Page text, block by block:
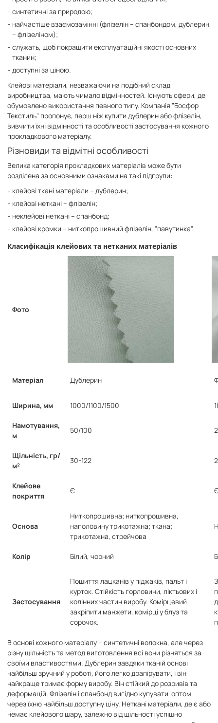
синтетичні за природою;
найчастіше взаємозамінні (флізелін – спанбондом, дублерин
– флізеліном);
служать, щоб покращити експлуатаційні якості основних
тканин;
доступні за ціною.
Клейові матеріали, незважаючи на подібний склад
виробництва, мають чимало відмінностей. Існують сфери, де
обумовлено використання певного типу. Компанія "Босфор
Текстиль" пропонує, перш ніж купити дублерин або флізелін,
вивчити їхні відмінності та особливості застосування кожного
прокладкового матеріалу.
Різновиди та відмітні особливості
Велика категорія прокладкових матеріалів може бути
розділена за основними ознаками на такі підгрупи:
клейові ткані матеріали – дублерин;
клейові неткані – флізелін;
неклейові неткані – спанбонд;
клейові кромки – ниткопрошивний флізелін, "павутинка".
Класифікація клейових та нетканих матеріалів
Фото
Матеріал Дублерин
Ширина, мм 1000/1100/1500
Намотування,
м
50/100
Щільність, гр/
м²
30-122
Клейове
покриття
Є
Основа
Ниткопрошивна; ниткопрошивна,
наполовину трикотажна; ткана;
трикотажна, стрейчова
Колір Білий, чорний
Застосування
Пошиття лацканів у піджаків, пальт і
курток. Стійкість горловини, ліктьових і
колінних частин виробу. Комірцевий -
закріпити манжети, комірці у блуз та
сорочок.
В основі кожного матеріалу – синтетичні волокна, але через
різну щільність та метод виготовлення всі вони різняться за
своїми властивостями. Дублерин завдяки тканій основі
найбільш зручний у роботі, його легко драпірувати, і він
найкраще тримає форму виробу. Він стійкий до розривів та
деформацій. Флізелін і спанбонд вигідно купувати оптом
через їхню найбільш доступну ціну. Неткані матеріали, де є або
немає клейового шару, залежно від щільності успішно